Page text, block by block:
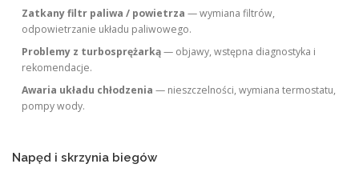
Zatkany filtr paliwa / powietrza — wymiana filtrów,
odpowietrzanie układu paliwowego.
Problemy z turbosprężarką— objawy, wstępna diagnostyka i
rekomendacje.
Awaria układu chłodzenia — nieszczelności, wymiana termostatu,
pompy wody.
Napęd i skrzynia biegów